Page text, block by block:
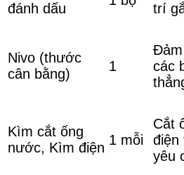
đánh dấu
trí
Nivo (thước
cân bằng)
1
các
Kìm cắt ống
nước, Kìm điện 1 mỗi
Cắt
điện
yêu